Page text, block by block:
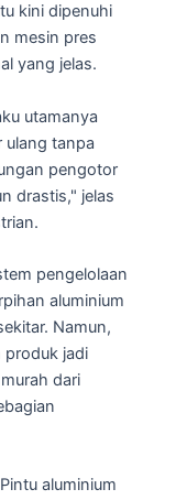
kini dipenuhi
mesin pres
yang jelas.
utamanya
ulang tanpa
pengotor
drastis," jelas
pengelolaan
aluminium
Namun,
produk jadi
dari
aluminium